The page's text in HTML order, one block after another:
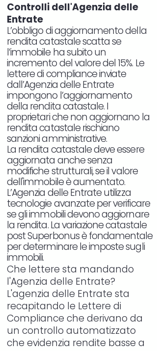
Controlli dell'Agenzia delle
Entrate
L’obbligo di aggiornamento della
rendita catastale scatta se
l’immobile ha subito un
incremento del valore del 15%. Le
lettere di compliance inviate
dall’Agenzia delle Entrate
impongono l’aggiornamento
della rendita catastale. I
proprietari che non aggiornano la
rendita catastale rischiano
sanzioni amministrative.
La rendita catastale deve essere
aggiornata anche senza
modifiche strutturali, se il valore
dell'immobile è aumentato.
L’Agenzia delle Entrate utilizza
tecnologie avanzate per verificare
se gli immobili devono aggiornare
la rendita. La variazione catastale
post Superbonus è fondamentale
per determinare le imposte sugli
immobili.
Che lettere sta mandando
l'Agenzia delle Entrate?
L'agenzia delle Entrate sta
recapitando le Lettere di
Compliance che derivano da
un controllo automatizzato
che evidenzia rendite basse a